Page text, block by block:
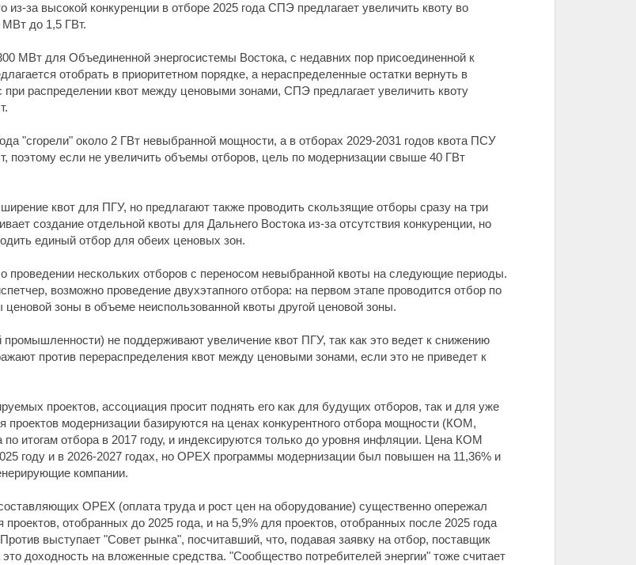
за высокой конкуренции в отборе 2025 года СПЭ предлагает увеличить квоту во
МВт до 1,5 ГВт.
МВт для Объединенной энергосистемы Востока, с недавних пор присоединенной к
отобрать в приоритетном порядке, а нераспределенные остатки вернуть в
распределении квот между ценовыми зонами, СПЭ предлагает увеличить квоту
"сгорели" около 2 ГВт невыбранной мощности, а в отборах 2029-2031 годов квота ПСУ
поэтому если не увеличить объемы отборов, цель по модернизации свыше 40 ГВт
квот для ПГУ, но предлагают также проводить скользящие отборы сразу на три
создание отдельной квоты для Дальнего Востока из-за отсутствия конкуренции, но
единый отбор для обеих ценовых зон.
нескольких отборов с переносом невыбранной квоты на следующие периоды.
возможно проведение двухэтапного отбора: на первом этапе проводится отбор по
зоны в объеме неиспользованной квоты другой ценовой зоны.
не поддерживают увеличение квот ПГУ, так как это ведет к снижению
против перераспределения квот между ценовыми зонами, если это не приведет к
проектов, ассоциация просит поднять его как для будущих отборов, так и для уже
модернизации базируются на ценах конкурентного отбора мощности (КОМ,
итогам отбора в 2017 году, и индексируются только до уровня инфляции. Цена КОМ
году и в 2026-2027 годах, но OPEX программы модернизации был повышен на 11,36% и
компании.
OPEX (оплата труда и рост цен на оборудование) существенно опережал
отобранных до 2025 года, и на 5,9% для проектов, отобранных после 2025 года
выступает "Совет рынка", посчитавший, что, подавая заявку на отбор, поставщик
доходность на вложенные средства. "Сообщество потребителей энергии" тоже считает